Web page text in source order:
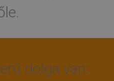
dolga van: